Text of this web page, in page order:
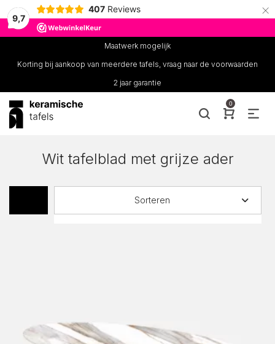
9,7
407 Reviews ×
Maatwerk mogelijk
Korting bij aankoop van meerdere tafels, vraag naar de voorwaarden
2 jaar garantie
0
Wit tafelblad met grijze ader
Sorteren